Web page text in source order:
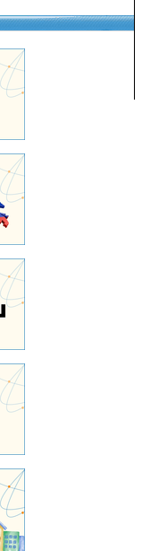
только с разрешения